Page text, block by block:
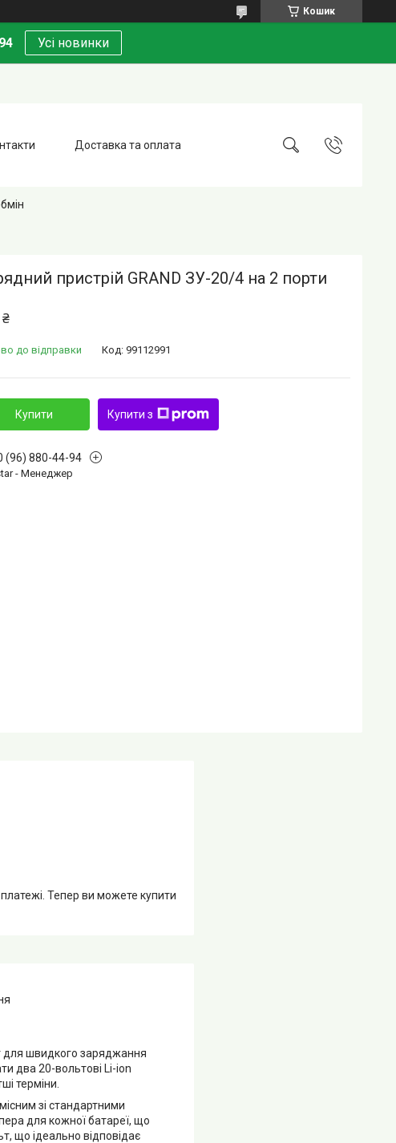
Кошик
Усі новинки
Доставка та оплата
пристрій GRAND ЗУ-20/4 на 2 порти
до відправки Код: 99112991
Купити Купити з
(96) 880-44-94
- Менеджер
платежі. Тепер ви можете купити
для швидкого заряджання
два 20-вольтові Li-ion
терміни.
зі стандартними
для кожної батареї, що
що ідеально відповідає